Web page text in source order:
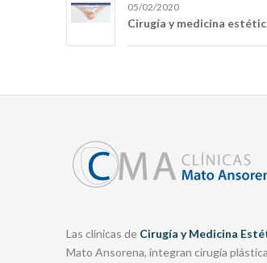
05/02/2020
Cirugía y medicina
Las clínicas de Cirugía y Medicina
Mato Ansorena, integran cirugía